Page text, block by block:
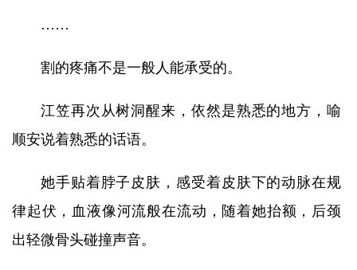
……
割的疼痛不是一般人能承受的。
江笠再次从树洞醒来，依然是熟悉的地方，喻
顺安说着熟悉的话语。
她手贴着脖子皮肤，感受着皮肤下的动脉在规
律起伏，血液像河流般在流动，随着她抬额，后颈
出轻微骨头碰撞声音。